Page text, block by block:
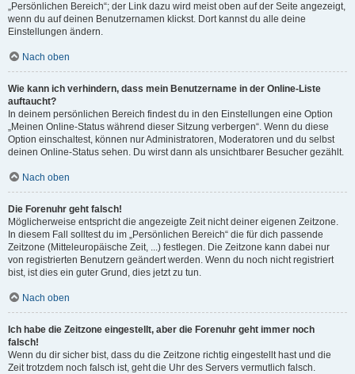
„Persönlichen Bereich“; der Link dazu wird meist oben auf der Seite angezeigt,
wenn du auf deinen Benutzernamen klickst. Dort kannst du alle deine
Einstellungen ändern.
Nach oben
Wie kann ich verhindern, dass mein Benutzername in der Online-Liste
auftaucht?
In deinem persönlichen Bereich findest du in den Einstellungen eine Option
„Meinen Online-Status während dieser Sitzung verbergen“. Wenn du diese
Option einschaltest, können nur Administratoren, Moderatoren und du selbst
deinen Online-Status sehen. Du wirst dann als unsichtbarer Besucher gezählt.
Nach oben
Die Forenuhr geht falsch!
Möglicherweise entspricht die angezeigte Zeit nicht deiner eigenen Zeitzone.
In diesem Fall solltest du im „Persönlichen Bereich“ die für dich passende
Zeitzone (Mitteleuropäische Zeit, ...) festlegen. Die Zeitzone kann dabei nur
von registrierten Benutzern geändert werden. Wenn du noch nicht registriert
bist, ist dies ein guter Grund, dies jetzt zu tun.
Nach oben
Ich habe die Zeitzone eingestellt, aber die Forenuhr geht immer noch
falsch!
Wenn du dir sicher bist, dass du die Zeitzone richtig eingestellt hast und die
Zeit trotzdem noch falsch ist, geht die Uhr des Servers vermutlich falsch.